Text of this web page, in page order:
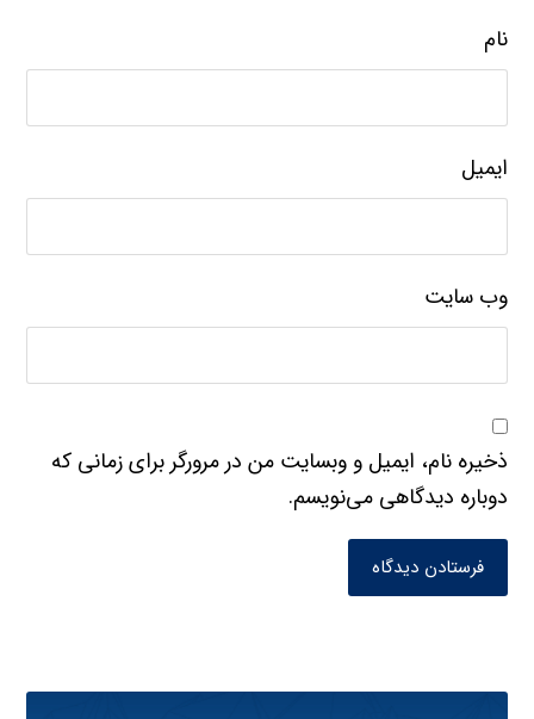
نام
ایمیل
وب‌ سایت
ذخیره نام، ایمیل و وبسایت من در مرورگر برای زمانی که
دوباره دیدگاهی می‌نویسم.
فرستادن دیدگاه